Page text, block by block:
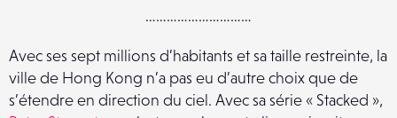
…………………………
Avec ses sept millions d’habitants et sa taille restreinte, la
ville de Hong Kong n’a pas eu d’autre choix que de
s’étendre en direction du ciel. Avec sa série « Stacked »,